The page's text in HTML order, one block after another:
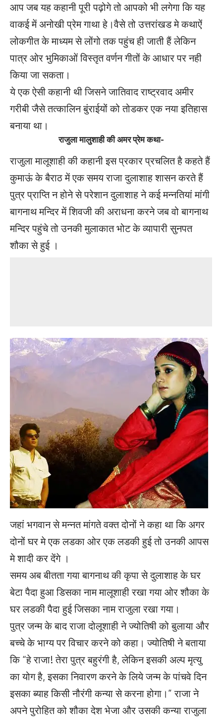
आप जब यह कहानी पूरी पढ़ोगे तो आपको भी लगेगा कि यह
वाकई में अनोखी प्रेम गाथा हे।वैसे तो उत्तरांखड मे कथाऐं
लोकगीत के माध्यम से लोंगो तक पहुंच ही जाती हैं लेकिन
पात्र ओर भुमिकाओं विस्तृत वर्णन गीतों के आधार पर नही
किया जा सकता।
ये एक ऐसी कहानी थी जिसने जातिवाद राष्ट्रवाद अमीर
गरीबी जैसे तत्कालिन बुंराईयों को तोडकर एक नया इतिहास
बनाया था।
राजुला मालुशाही की अमर प्रेम कथा-
राजुला मालूशाही की कहानी इस प्रकार प्रचलित है कहते हैं
कुमाऊं के बैराठ में एक समय राजा दुलाशाह शासन करते हैं
पुत्र प्राप्ति न होने से परेशान दुलाशाह ने कई मन्नतियां मांगी
बागनाथ मन्दिर में शिवजी की अराधना करने जब वो बागनाथ
मन्दिर पहुंचे तो उनकी मुलाकात भोट के व्यापारी सुनपत
शौका से हुई ।
जहां भगवान से मन्नत मांगते वक्त दोनों ने कहा था कि अगर
दोनों घर मे एक लडका ओर एक लडकी हुई तो उनकी आपस
मे शादी कर देंगे ।
समय अब बीतता गया बागनाथ की कृपा से दुलाशाह के घर
बेटा पैदा हुआ डिसका नाम मालूशाही रखा गया ओर शौका के
घर लडकी पैदा हुई जिसका नाम राजुला रखा गया।
पुत्र जन्म के बाद राजा दोलूशाही ने ज्योतिषी को बुलाया और
बच्चे के भाग्य पर विचार करने को कहा। ज्योतिषी ने बताया
कि “हे राजा! तेरा पुत्र बहुरंगी है, लेकिन इसकी अल्प मृत्यु
का योग है, इसका निवारण करने के लिये जन्म के पांचवे दिन
इसका ब्याह किसी नौरंगी कन्या से करना होगा।” राजा ने
अपने पुरोहित को शौका देश भेजा और उसकी कन्या राजुला